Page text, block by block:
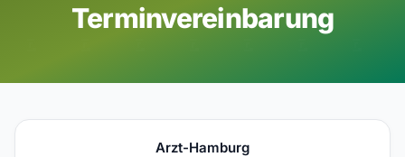
Terminvereinbarung
Arzt-Hamburg